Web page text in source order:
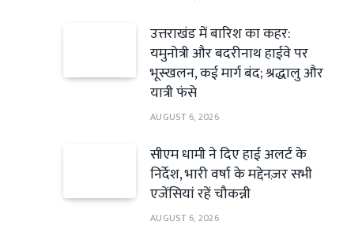
उत्तराखंड में बारिश का कहर:
यमुनोत्री और बदरीनाथ हाईवे पर
भूस्खलन, कई मार्ग बंद; श्रद्धालु और
यात्री फंसे
AUGUST 6, 2026
सीएम धामी ने दिए हाई अलर्ट के
निर्देश, भारी वर्षा के मद्देनज़र सभी
एजेंसियां रहें चौकन्नी
AUGUST 6, 2026